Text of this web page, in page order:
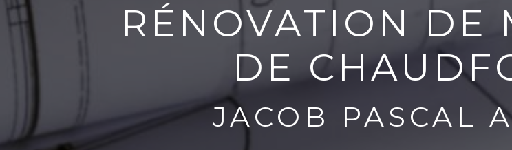
RÉNOVATION DE
DE
JACOB PASCAL